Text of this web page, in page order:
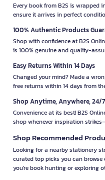
Every book from B2S is wrapped
ensure it arrives in perfect
100% Authentic Products
Shop with confidence at B2S
is 100% genuine and quality-
Easy Returns Within 14 Days
Changed your mind? Made a
free returns within 14 days from
Shop Anytime, Anywhere, 24/7
Convenience at its best! B2S
shop whenever inspiration
Shop Recommended
Looking for a nearby stationery
curated top picks you can
you're book hunting or exploring